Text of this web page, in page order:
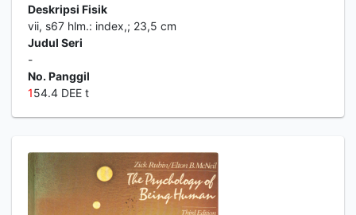
Deskripsi Fisik
vii, s67 hlm.: index,; 23,5 cm
Judul Seri
-
No. Panggil
154.4 DEE t